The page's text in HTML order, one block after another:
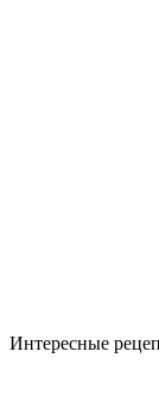
Интересные